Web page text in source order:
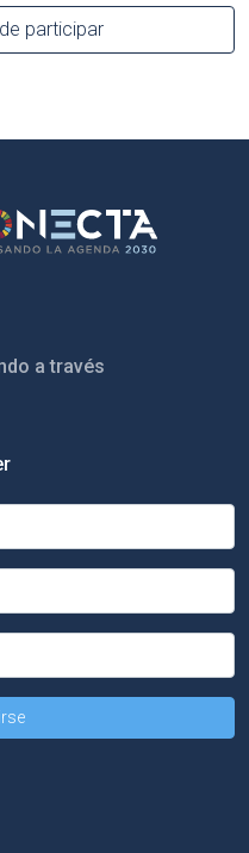
participar
a través